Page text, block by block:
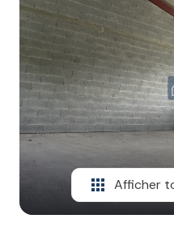
Afficher